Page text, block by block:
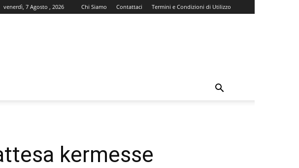
venerdì, 7 Agosto , 2026 Chi Siamo Contattaci Termini e Condizioni di Utilizzo
kermesse